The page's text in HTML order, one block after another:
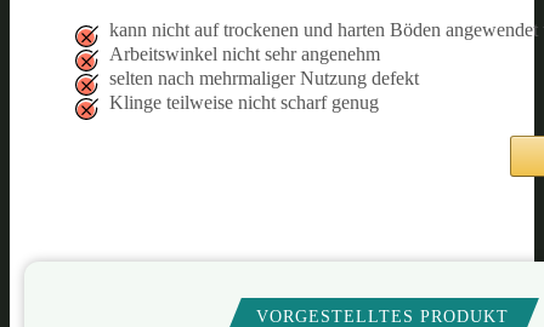
kann nicht auf trockenen und harten Böden angewendet
Arbeitswinkel nicht sehr angenehm
selten nach mehrmaliger Nutzung defekt
Klinge teilweise nicht scharf genug
VORGESTELLTES PRODUKT